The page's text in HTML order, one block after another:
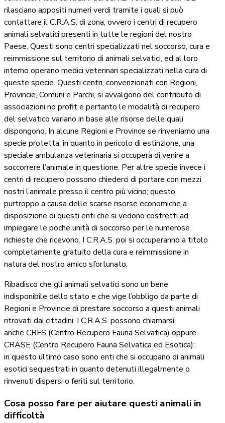
rilasciano appositi numeri verdi tramite i quali si può
contattare il C.R.A.S. di zona, ovvero i centri di recupero
animali selvatici presenti in tutte le regioni del nostro
Paese. Questi sono centri specializzati nel soccorso, cura e
reimmissione sul territorio di animali selvatici, ed al loro
interno operano medici veterinari specializzati nella cura di
queste specie. Questi centri, convenzionati con Regioni,
Provincie, Comuni e Parchi, si avvalgono del contributo di
associazioni no profit e pertanto le modalità di recupero
del selvatico variano in base alle risorse delle quali
dispongono. In alcune Regioni e Province se rinveniamo una
specie protetta, in quanto in pericolo di estinzione, una
speciale ambulanza veterinaria si occuperà di venire a
soccorrere l’animale in questione. Per altre specie invece i
centri di recupero possono chiederci di portare con mezzi
nostri l’animale presso il centro più vicino; questo
purtroppo a causa delle scarse risorse economiche a
disposizione di questi enti che si vedono costretti ad
impiegare le poche unità di soccorso per le numerose
richieste che ricevono. I C.R.A.S. poi si occuperanno a titolo
completamente gratuito della cura e reimmissione in
natura del nostro amico sfortunato.
Ribadisco che gli animali selvatici sono un bene
indisponibile dello stato e che vige l’obbligo da parte di
Regioni e Provincie di prestare soccorso a questi animali
ritrovati dai cittadini. I C.R.A.S. possono chiamarsi
anche CRFS (Centro Recupero Fauna Selvatica) oppure
CRASE (Centro Recupero Fauna Selvatica ed Esotica);
in questo ultimo caso sono enti che si occupano di animali
esotici sequestrati in quanto detenuti illegalmente o
rinvenuti dispersi o feriti sul territorio.
Cosa posso fare per aiutare questi animali in
difficoltà